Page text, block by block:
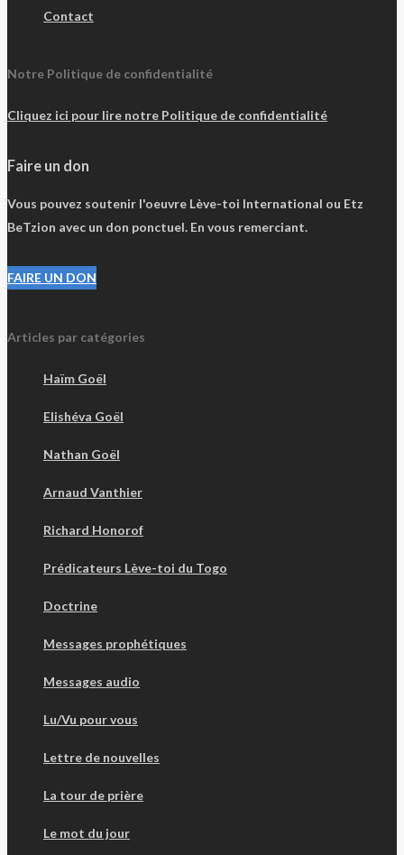
Contact
Notre Politique de confidentialité
Cliquez ici pour lire notre Politique de confidentialité
Faire un don
Vous pouvez soutenir l'oeuvre Lève-toi International ou Etz
BeTzion avec un don ponctuel. En vous remerciant.
FAIRE UN DON
Articles par catégories
Haïm Goël
Elishéva Goël
Nathan Goël
Arnaud Vanthier
Richard Honorof
Prédicateurs Lève-toi du Togo
Doctrine
Messages prophétiques
Messages audio
Lu/Vu pour vous
Lettre de nouvelles
La tour de prière
Le mot du jour